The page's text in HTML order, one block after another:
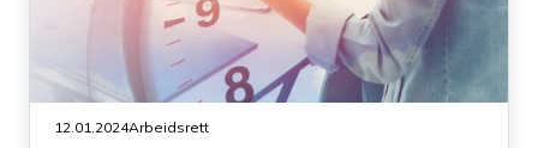
12.01.2024Arbeidsrett